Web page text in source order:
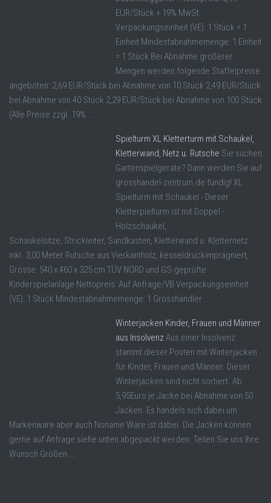
EUR/Stück + 19% MwSt.
Verpackungseinheit (VE): 1 Stück = 1
Einheit Mindestabnahmemenge: 1 Einheit
= 1 Stück Bei Abnahme größerer
Mengen werden folgende Staffelpreise
angeboten: 2,69 EUR/Stück bei Abnahme von 10 Stück 2,49 EUR/Stück
bei Abnahme von 40 Stück 2,29 EUR/Stück bei Abnahme von 100 Stück
(Alle Preise zzgl. 19% ...
Spielturm XL Kletterturm mit Schaukel,
Kletterwand, Netz u. Rutsche Sie suchen
Gartenspielgeräte? Dann werden Sie auf
grosshandel-zentrum.de fündig! XL
Spielturm mit Schaukel - Dieser
Kletterpielturm ist mit Doppel -
Holzschaukel,
Schaukelsitze, Strickleiter, Sandkasten, Kletterwand u. Kletternetz
inkl. 3,00 Meter Rutsche aus Vierkantholz, kesseldruckimprägniert,
Grösse: 540 x 460 x 325 cm TÜV NORD und GS-geprüfte
Kinderspielanlage Nettopreis: Auf Anfrage/VB Verpackungseinheit
(VE): 1 Stück Mindestabnahmemenge: 1 Grosshändler ...
Winterjacken Kinder, Frauen und Männer
aus InsolvenzAus einer Insolvenz
stammt dieser Posten mit Winterjacken
für Kinder, Frauen und Männer. Dieser
Winterjacken sind nicht sortiert. Ab
5,95Euro je Jacke bei Abnahme von 50
Jacken. Es handels sich dabei um
Markenware aber auch Noname Ware ist dabei. Die Jacken können
gerne auf Anfrage siehe unten abgepackt werden. Teilen Sie uns Ihre
Wunsch Größen ...